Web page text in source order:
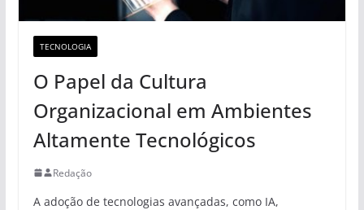
TECNOLOGIA
O Papel da Cultura
Organizacional em Ambientes
Altamente Tecnológicos
Redação
A adoção de tecnologias avançadas, como IA,